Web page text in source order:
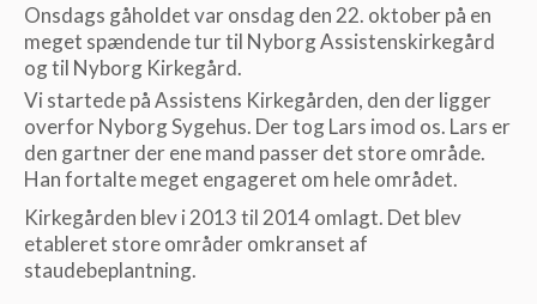
Onsdags gåholdet var onsdag den 22. oktober på en
meget spændende tur til Nyborg Assistenskirkegård
og til Nyborg Kirkegård.
Vi startede på Assistens Kirkegården, den der ligger
overfor Nyborg Sygehus. Der tog Lars imod os. Lars er
den gartner der ene mand passer det store område.
Han fortalte meget engageret om hele området.
Kirkegården blev i 2013 til 2014 omlagt. Det blev
etableret store områder omkranset af
staudebeplantning.